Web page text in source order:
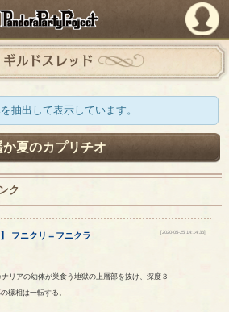
PandoraPartyProject
ギルドスレッド
抽出して表示しています。
か夏のカプリチオ
ク
】 フニクリ ＝ フニクラ
[2020-05-25 14:14:36]
リアの幼体が巣食う地獄の上層部を抜け、深度３
様相は一転する。